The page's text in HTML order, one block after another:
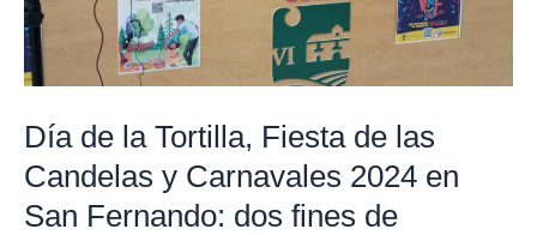
Día de la Tortilla, Fiesta de las
Candelas y Carnavales 2024 en
San Fernando: dos fines de
y
Carnavales
2024
San
Fernando:
dos